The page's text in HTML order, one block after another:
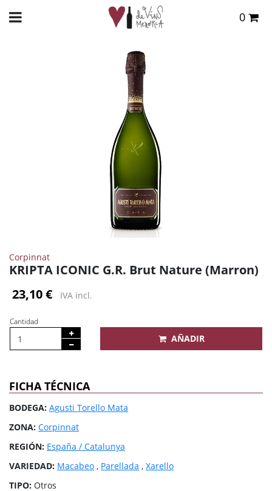
0
VER CESTA
Corpinnat
KRIPTA ICONIC G.R. Brut Nature (Marron)
23,10 €
IVA incl.
Cantidad
AÑADIR
FICHA TÉCNICA
BODEGA: Agusti Torello Mata
ZONA: Corpinnat
REGIÓN: España / Catalunya
VARIEDAD: Macabeo , Parellada , Xarello
TIPO: Otros